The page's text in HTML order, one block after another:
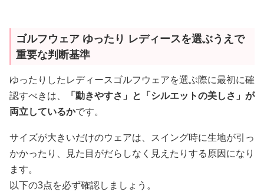
ゴルフウェア ゆったり レディースを選ぶうえで
重要な判断基準
ゆったりしたレディースゴルフウェアを選ぶ際に最初に確
認すべきは、
「動きやすさ」と「シルエットの美しさ」が
両立しているかです。
サイズが大きいだけのウェアは、スイング時に生地が引っ
かかったり、見た目がだらしなく見えたりする原因になり
ます。
以下の3点を必ず確認しましょう。